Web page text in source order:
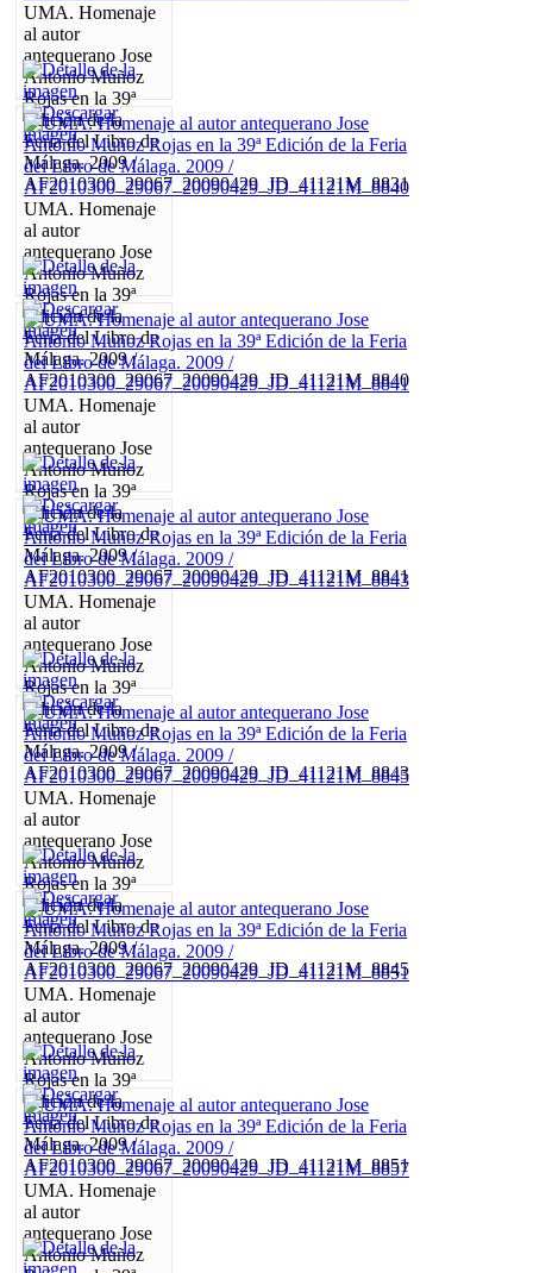
UMA. Homenaje
al autor
antequerano Jose
Antonio Muñoz
Rojas en la 39ª
Edición de la
Feria del Libro de
Málaga. 2009 /
AF2010300_29067_20090429_JD_41121M_8831
UMA. Homenaje
al autor
antequerano Jose
Antonio Muñoz
Rojas en la 39ª
Edición de la
Feria del Libro de
Málaga. 2009 /
AF2010300_29067_20090429_JD_41121M_8840
UMA. Homenaje
al autor
antequerano Jose
Antonio Muñoz
Rojas en la 39ª
Edición de la
Feria del Libro de
Málaga. 2009 /
AF2010300_29067_20090429_JD_41121M_8841
UMA. Homenaje
al autor
antequerano Jose
Antonio Muñoz
Rojas en la 39ª
Edición de la
Feria del Libro de
Málaga. 2009 /
AF2010300_29067_20090429_JD_41121M_8843
UMA. Homenaje
al autor
antequerano Jose
Antonio Muñoz
Rojas en la 39ª
Edición de la
Feria del Libro de
Málaga. 2009 /
AF2010300_29067_20090429_JD_41121M_8845
UMA. Homenaje
al autor
antequerano Jose
Antonio Muñoz
Rojas en la 39ª
Edición de la
Feria del Libro de
Málaga. 2009 /
AF2010300_29067_20090429_JD_41121M_8851
UMA. Homenaje
al autor
antequerano Jose
Antonio Muñoz